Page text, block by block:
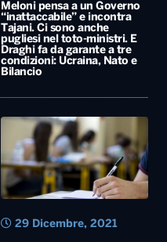
Meloni pensa a un Governo
“inattaccabile” e incontra
Tajani. Ci sono anche
pugliesi nel toto-ministri. E
Draghi fa da garante a tre
condizioni: Ucraina, Nato e
Bilancio
29 Dicembre, 2021